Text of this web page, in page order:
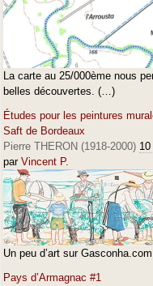
La carte au 25/000ème nous
belles découvertes. (…)
Études pour les peintures
Saft de Bordeaux
Pierre THERON (1918-2000)
par Vincent P.
Un peu d’art sur
Pays d’Armagnac #1